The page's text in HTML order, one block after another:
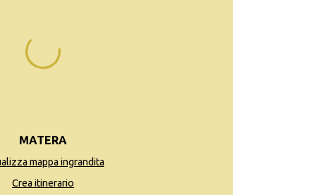
MATERA
mappa ingrandita
Crea itinerario